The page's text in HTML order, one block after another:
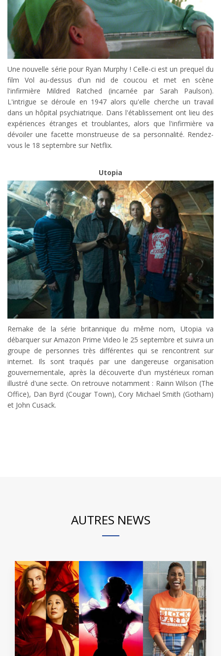
Une nouvelle série pour Ryan Murphy ! Celle-ci est un prequel du
film Vol au-dessus d'un nid de coucou et met en scène
l'infirmière Mildred Ratched (incarnée par Sarah Paulson).
L'intrigue se déroule en 1947 alors qu'elle cherche un travail
dans un hôpital psychiatrique. Dans l'établissement ont lieu des
expériences étranges et troublantes, alors que l'infirmière va
dévoiler une facette monstrueuse de sa personnalité. Rendez-
vous le 18 septembre sur Netflix.
Utopia
Remake de la série britannique du même nom, Utopia va
débarquer sur Amazon Prime Video le 25 septembre et suivra un
groupe de personnes très différentes qui se rencontrent sur
internet. Ils sont traqués par une dangereuse organisation
gouvernementale, après la découverte d'un mystérieux roman
illustré d'une secte. On retrouve notamment : Rainn Wilson (The
Office), Dan Byrd (Cougar Town), Cory Michael Smith (Gotham)
et John Cusack.
AUTRES NEWS